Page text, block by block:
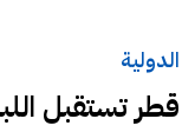
الدولية
قطر تستقبل